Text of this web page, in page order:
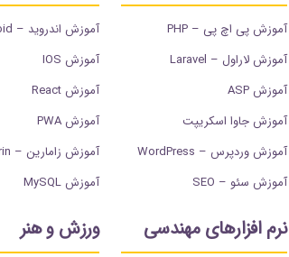
آموزش پی اچ پی – PHP
آموزش لاراول – Laravel
آموزش ASP
آموزش جاوا اسکریپت
آموزش وردپرس – WordPress
آموزش سئو – SEO
آموزش اندروید – Android
آموزش IOS
آموزش React
آموزش PWA
آموزش زامارین – Xamarin
آموزش MySQL
نرم افزارهای مهندسی ورزش و هنر